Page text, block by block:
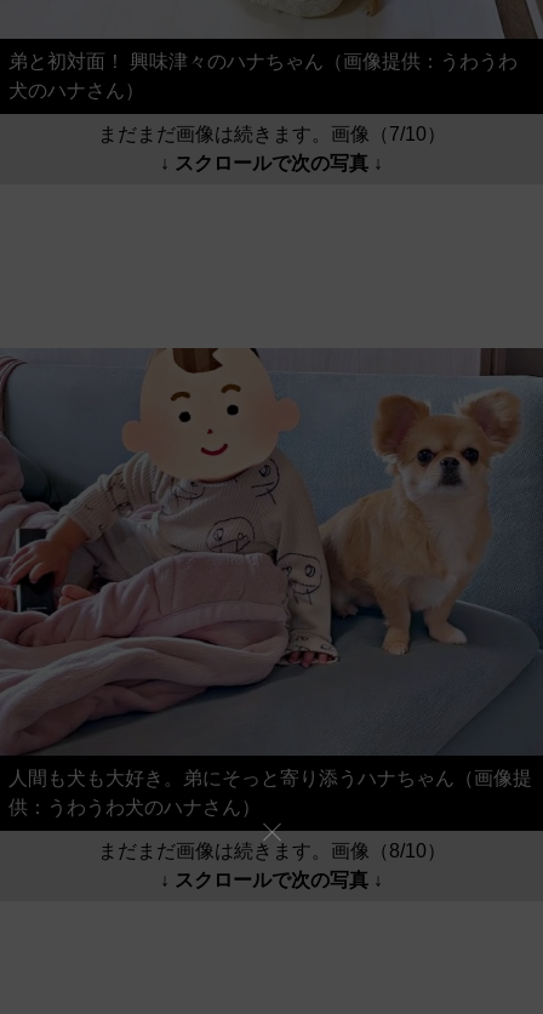
まだまだ画像は続きます。画像（7/10）
↓ スクロールで次の写真 ↓
人間も犬も大好き。弟にそっと寄り添うハナちゃん（画像提
供：うわうわ犬のハナさん）
まだまだ画像は続きます。画像（8/10）
↓ スクロールで次の写真 ↓